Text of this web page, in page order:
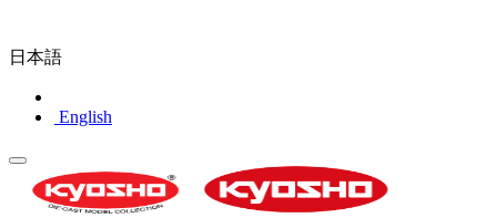
日本語
English